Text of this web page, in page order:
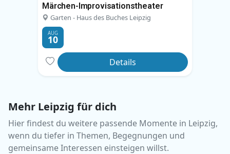
Märchen-Improvisationstheater
Garten - Haus des Buches Leipzig
AUG
10
Details
Mehr Leipzig für dich
Hier findest du weitere passende Momente in Leipzig,
wenn du tiefer in Themen, Begegnungen und
gemeinsame Interessen einsteigen willst.